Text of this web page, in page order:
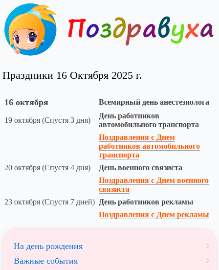
Праздники 16 Октября 2025 г.
16 октября Всемирный день анестезиолога
19 октября (Спустя 3 дня)
День работников
автомобильного транспорта
Поздравления с Днем
работников автомобильного
транспорта
20 октября (Спустя 4 дня)
День военного связиста
Поздравления с Днем военного
связиста
23 октября (Спустя 7 дней) День работников рекламы
Поздравления с Днем рекламы
На день рождения
Важные события